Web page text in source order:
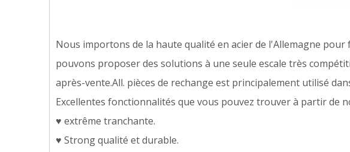
Nous importons de la haute qualité en acier de l'Allemagne
pouvons proposer des solutions à une seule escale très
après-vente.All. pièces de rechange est principalement utilisé
Excellentes fonctionnalités que vous pouvez trouver à partir de
♥ extrême tranchante.
♥ Strong qualité et durable.